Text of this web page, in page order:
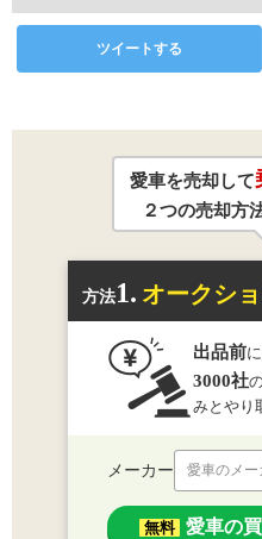
ツイートする
愛車を売却して
２つの売却方
方法1. オークシ
出品前に
3000社
みとやり
メーカー 愛車のメー
無料 愛車の